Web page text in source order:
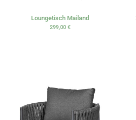
Loungetisch Mailand
299,00 €